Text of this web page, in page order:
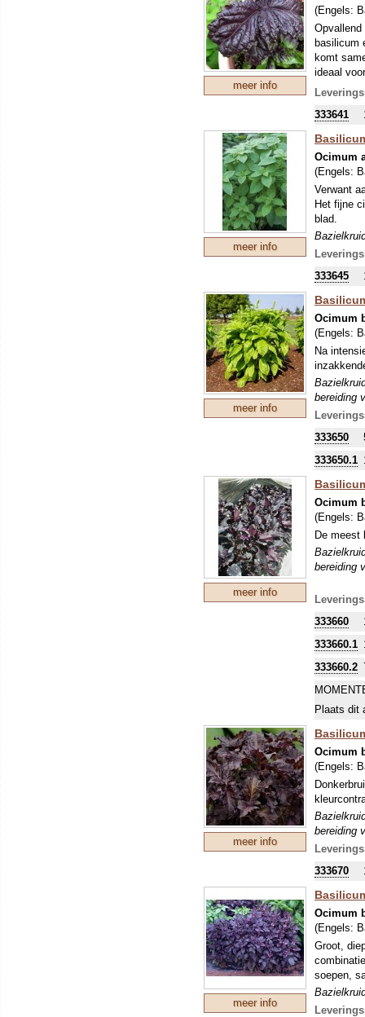
meer info
(Engels:
Opvallend
basilicum
komt
ideaal
333641
meer info
Ocimum
(Engels:
Verwant
Het fijne
blad.
bereiding
333645
meer info
Ocimum
(Engels:
Na
bereiding
333650
333650.1
meer info
Ocimum
(Engels:
De meest
bereiding
333660
333660.1
333660.2
Plaats dit
meer info
Ocimum
(Engels:
bereiding
333670
meer info
Ocimum
(Engels:
Groot,
soepen,
bereiding